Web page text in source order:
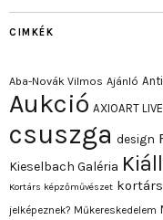
CIMKÉK
Aba-Novák Vilmos Ajánló
Aukció AXIOART LIVE
csuszga design
Kieselbach Galéria
Kortárs képzőművészet
jelképeznek? Műkereskedelem